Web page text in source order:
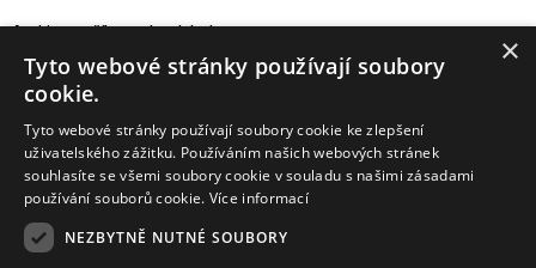
Archiv staršího webu Jaboku ×
Tyto webové stránky používají soubory
cookie.
Tyto webové stránky používají soubory cookie ke zlepšení
uživatelského zážitku. Používáním našich webových stránek
souhlasíte se všemi soubory cookie v souladu s našimi zásadami
používání souborů cookie. Více informací
NEZBYTNĚ NUTNÉ SOUBORY